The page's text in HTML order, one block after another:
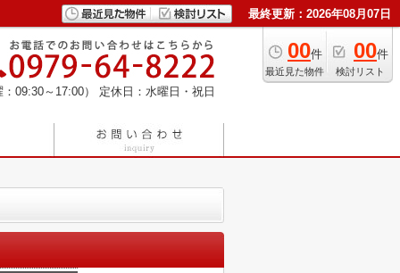
最終更新：2026年08月07日
00件
最近見た物件
00件
検討リスト
09:30～17:00） 定休日：水曜日・祝日